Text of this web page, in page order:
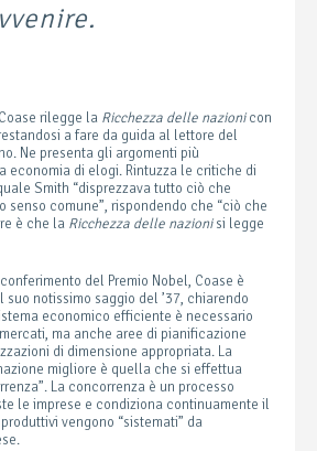
rilegge la Ricchezza delle nazionicon
a fare da guida al lettore del
Ne presenta gli argomenti più
economia di elogi. Rintuzza le critiche di
Smith “disprezzava tutto ciò che
senso comune”, rispondendo che “ciò che
è che la Ricchezza delle nazionisi legge
del Premio Nobel, Coase è
notissimo saggio del ’37, chiarendo
economico efficiente è necessario
ma anche aree di pianificazione
di dimensione appropriata. La
migliore è quella che si effettua
La concorrenza è un processo
le imprese e condiziona continuamente il
vengono “sistemati” da